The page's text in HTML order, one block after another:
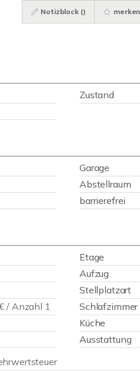
Notizblock () merken
Zustand
Garage
Abstellraum
barrierefrei
Etage
Aufzug
Stellplatzart
/ Anzahl 1 Schlafzimmer
Küche
Ausstattung